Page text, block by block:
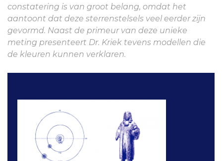
constatering is van groot belang, omdat het
aantoont dat deze sterrenstelsels veel eerder zijn
gevormd. Naast de primeur van deze unieke
meting presenteert Dr. Kriek tevens modellen die
de kleuren kunnen verklaren.